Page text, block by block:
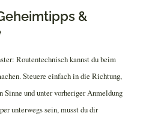
&
Routentechnisch kannst du beim
Steuere einfach in die Richtung,
und unter vorheriger Anmeldung
unterwegs sein, musst du dir